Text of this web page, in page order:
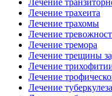
Лечение трахеита
Лечение трахомы
Лечение
Лечение тремора
Лечение трещины
Лечение
Лечение
Лечение туберкулеза